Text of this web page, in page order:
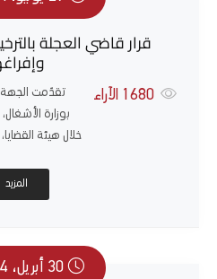
قرار قاضي العجلة
الآراء
تقدّمت الجهة
بوزارة
خلال هيئة
المزيد
30 أبريل، 2014